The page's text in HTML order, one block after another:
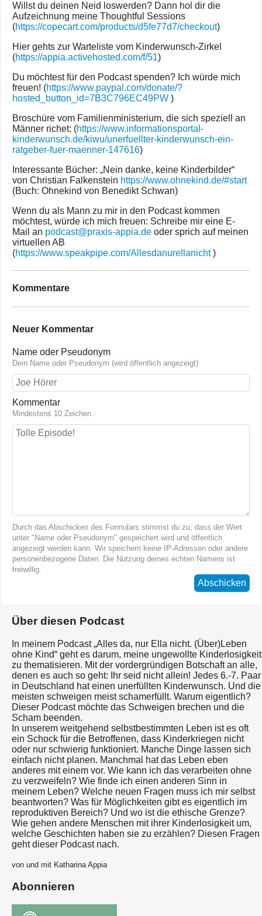
Willst du deinen Neid loswerden? Dann hol dir die
Aufzeichnung meine Thoughtful Sessions
(https://copecart.com/products/d5fe77d7/checkout)
Hier gehts zur Warteliste vom Kinderwunsch-Zirkel
(https://appia.activehosted.com/f/51)
Du möchtest für den Podcast spenden? Ich würde mich
freuen! (https://www.paypal.com/donate/?
hosted_button_id=7B3C796EC49PW )
Broschüre vom Familienministerium, die sich speziell an
Männer richet: (https://www.informationsportal-
kinderwunsch.de/kiwu/unerfuellter-kinderwunsch-ein-
ratgeber-fuer-maenner-147616)
Interessante Bücher: „Nein danke, keine Kinderbilder“
von Christian Falkenstein https://www.ohnekind.de/#start
(Buch: Ohnekind von Benedikt Schwan)
Wenn du als Mann zu mir in den Podcast kommen
möchtest, würde ich mich freuen: Schreibe mir eine E-
Mail an podcast@praxis-appia.de oder sprich auf meinen
virtuellen AB
(https://www.speakpipe.com/Allesdanurellanicht)
Kommentare
Neuer Kommentar
Name oder Pseudonym
Dein Name oder Pseudonym (wird öffentlich angezeigt)
Kommentar
Mindestens 10 Zeichen
Durch das Abschicken des Formulars stimmst du zu, dass der Wert
unter "Name oder Pseudonym" gespeichert wird und öffentlich
angezeigt werden kann. Wir speichern keine IP-Adressen oder andere
personenbezogene Daten. Die Nutzung deines echten Namens ist
freiwillig.
Abschicken
Über diesen Podcast
In meinem Podcast „Alles da, nur Ella nicht. (Über)Leben
ohne Kind“ geht es darum, meine ungewollte Kinderlosigkeit
zu thematisieren. Mit der vordergründigen Botschaft an alle,
denen es auch so geht: Ihr seid nicht allein! Jedes 6.-7. Paar
in Deutschland hat einen unerfüllten Kinderwunsch. Und die
meisten schweigen meist schamerfüllt. Warum eigentlich?
Dieser Podcast möchte das Schweigen brechen und die
Scham beenden.
In unserem weitgehend selbstbestimmten Leben ist es oft
ein Schock für die Betroffenen, dass Kinderkriegen nicht
oder nur schwierig funktioniert. Manche Dinge lassen sich
einfach nicht planen. Manchmal hat das Leben eben
anderes mit einem vor. Wie kann ich das verarbeiten ohne
zu verzweifeln? Wie finde ich einen anderen Sinn in
meinem Leben? Welche neuen Fragen muss ich mir selbst
beantworten? Was für Möglichkeiten gibt es eigentlich im
reproduktiven Bereich? Und wo ist die ethische Grenze?
Wie gehen andere Menschen mit ihrer Kinderlosigkeit um,
welche Geschichten haben sie zu erzählen? Diesen Fragen
geht dieser Podcast nach.
von und mit Katharina Appia
Abonnieren